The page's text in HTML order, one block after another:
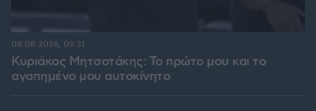
Κυριάκος Μητσοτάκης: Το πρώτο μου και το
αγαπημένο μου αυτοκίνητο
08.08.2026, 09:31